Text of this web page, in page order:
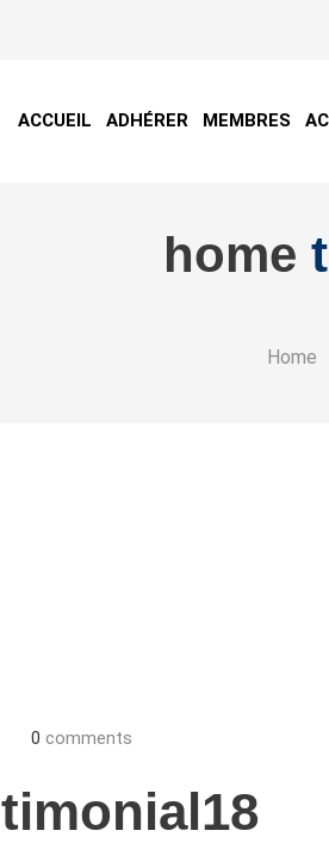
ACCUEIL ADHÉRER MEMBRES
home
Home
0 comments